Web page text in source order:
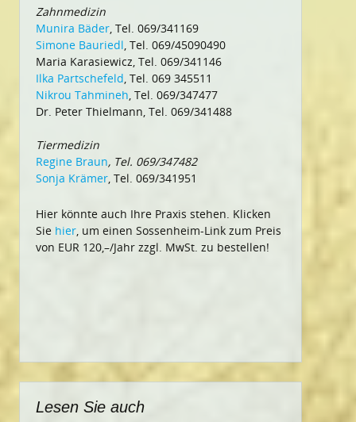
Zahnmedizin
Munira Bäder, Tel. 069/341169
Simone Bauriedl, Tel. 069/45090490
Maria Karasiewicz, Tel. 069/341146
Ilka Partschefeld, Tel. 069 345511
Nikrou Tahmineh, Tel. 069/347477
Dr. Peter Thielmann, Tel. 069/341488
Tiermedizin
Regine Braun, Tel. 069/347482
Sonja Krämer, Tel. 069/341951
Hier könnte auch Ihre Praxis stehen. Klicken
Sie hier, um einen Sossenheim-Link zum Preis
von EUR 120,–/Jahr zzgl. MwSt. zu bestellen!
Lesen Sie auch